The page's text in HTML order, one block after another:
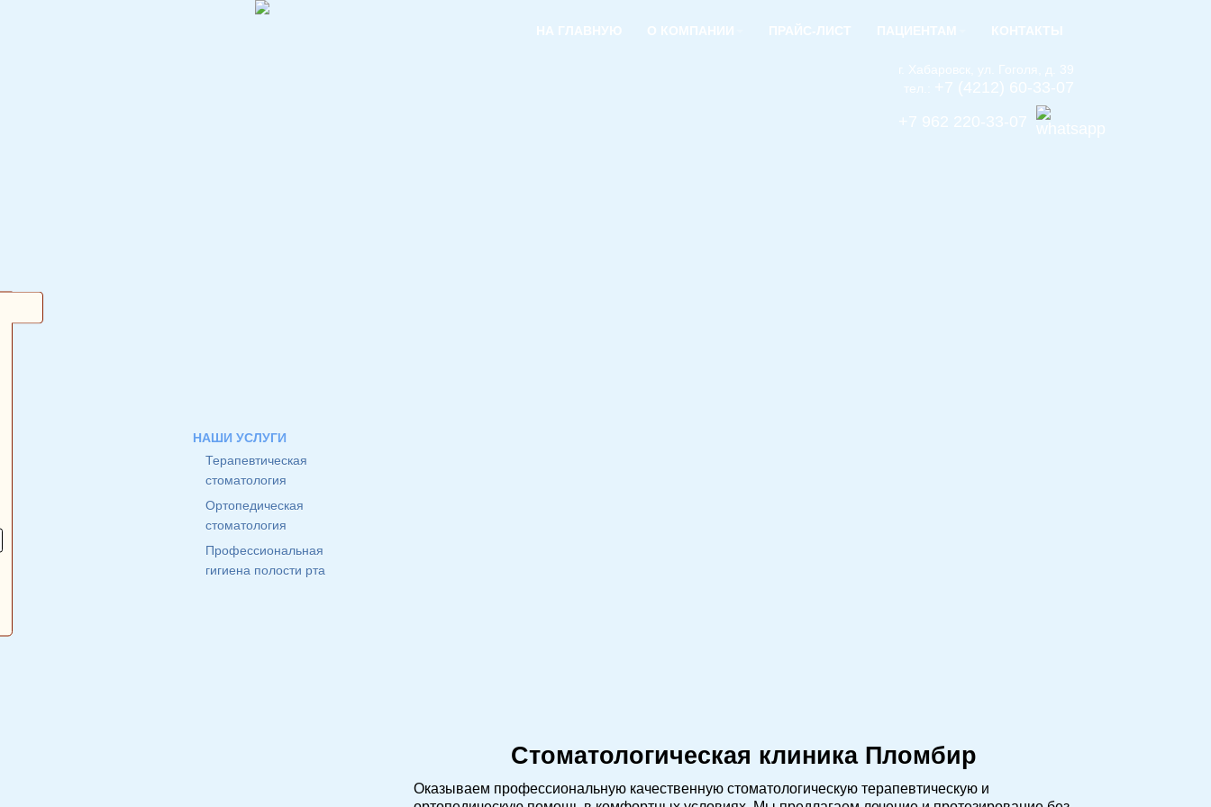
НА ГЛАВНУЮ О КОМПАНИИ ПРАЙС-ЛИСТ ПАЦИЕНТАМ КОНТАКТЫ
г. Хабаровск, ул. Гоголя, д. 39
тел.: +7 (4212) 60-33-07
+7 962 220-33-07
НАШИ УСЛУГИ
Терапевтическая
стоматология
Ортопедическая
стоматология
Профессиональная
гигиена полости рта
Стоматологическая клиника Пломбир
Оказываем профессиональную качественную стоматологическую терапевтическую и